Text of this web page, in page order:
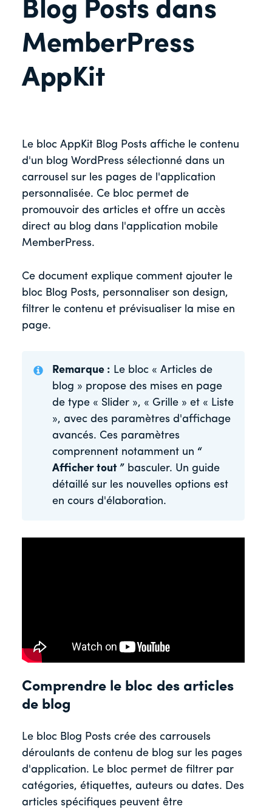
Blog Posts dans
MemberPress
AppKit
Le bloc AppKit Blog Posts affiche le contenu
d'un blog WordPress sélectionné dans un
carrousel sur les pages de l'application
personnalisée. Ce bloc permet de
promouvoir des articles et offre un accès
direct au blog dans l'application mobile
MemberPress.
Ce document explique comment ajouter le
bloc Blog Posts, personnaliser son design,
filtrer le contenu et prévisualiser la mise en
page.
Remarque : Le bloc « Articles de
blog » propose des mises en page
de type « Slider », « Grille » et « Liste
», avec des paramètres d'affichage
avancés. Ces paramètres
comprennent notamment un “
Afficher tout ” basculer. Un guide
détaillé sur les nouvelles options est
en cours d'élaboration.
Comprendre le bloc des articles
de blog
Le bloc Blog Posts crée des carrousels
déroulants de contenu de blog sur les pages
d'application. Le bloc permet de filtrer par
catégories, étiquettes, auteurs ou dates. Des
articles spécifiques peuvent être